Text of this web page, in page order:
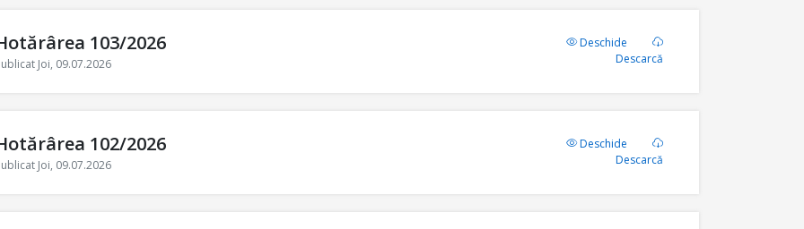
103/2026
Joi, 09.07.2026
Deschide
Descarcă
102/2026
Joi, 09.07.2026
Deschide
Descarcă